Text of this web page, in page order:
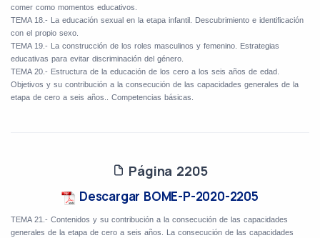
comer como momentos educativos.
TEMA 18.- La educación sexual en la etapa infantil. Descubrimiento e identificación
con el propio sexo.
TEMA 19.- La construcción de los roles masculinos y femenino. Estrategias
educativas para evitar discriminación del género.
TEMA 20.- Estructura de la educación de los cero a los seis años de edad.
Objetivos y su contribución a la consecución de las capacidades generales de la
etapa de cero a seis años.. Competencias básicas.
Página 2205
Descargar BOME-P-2020-2205
TEMA 21.- Contenidos y su contribución a la consecución de las capacidades
generales de la etapa de cero a seis años. La consecución de las capacidades